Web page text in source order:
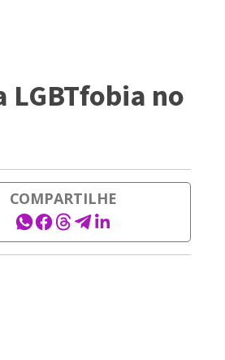
no
COMPARTILHE